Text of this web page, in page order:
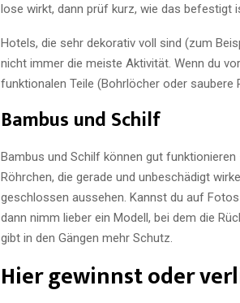
lose wirkt, dann prüf kurz, wie das befestigt
Hotels, die sehr dekorativ voll sind (zum
nicht immer die meiste Aktivität. Wenn du
funktionalen Teile (Bohrlöcher oder saubere
Bambus und Schilf
Bambus und Schilf können gut
Röhrchen, die gerade und unbeschädigt
geschlossen aussehen. Kannst du auf
dann nimm lieber ein Modell, bei dem die
gibt in den Gängen mehr Schutz.
Hier gewinnst oder